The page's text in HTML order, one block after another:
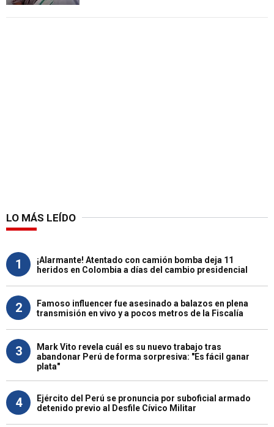
LO MÁS LEÍDO
1
¡Alarmante! Atentado con camión bomba deja 11
heridos en Colombia a días del cambio presidencial
2
Famoso influencer fue asesinado a balazos en plena
transmisión en vivo y a pocos metros de la Fiscalía
3
Mark Vito revela cuál es su nuevo trabajo tras
abandonar Perú de forma sorpresiva: "Es fácil ganar
plata"
4
Ejército del Perú se pronuncia por suboficial armado
detenido previo al Desfile Cívico Militar